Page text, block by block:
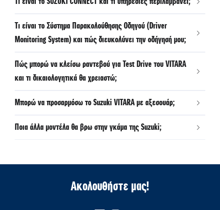
Τι είναι το Σύστημα Παρακολούθησης Οδηγού (Driver
Monitoring System) και πώς διευκολύνει την οδήγησή μου;
Πώς μπορώ να κλείσω ραντεβού για Test Drive του VITARA
και τι δικαιολογητικά θα χρειαστώ;
Μπορώ να προσαρμόσω το Suzuki VITARA με αξεσουάρ;
Ποια άλλα μοντέλα θα βρω στην γκάμα της Suzuki;
Ακολουθήστε μας!